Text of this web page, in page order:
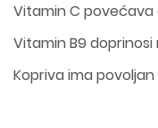
Vitamin C povećava
Vitamin B9
Kopriva ima